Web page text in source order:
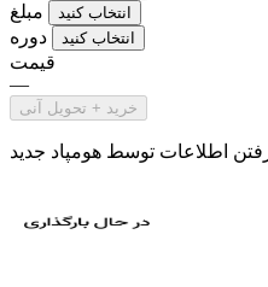
مبلغ انتخاب کنید
دوره انتخاب کنید
قیمت
—
خرید + تحویل آنی